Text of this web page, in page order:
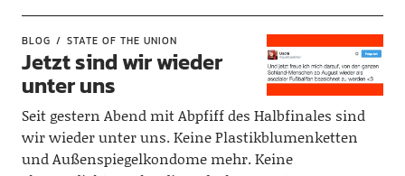
BLOG STATE OF THE UNION
Jetzt sind wir wieder
unter uns
Seit gestern Abend mit Abpfiff des Halbfinales sind
wir wieder unter uns. Keine Plastikblumenketten
und Außenspiegelkondome mehr. Keine